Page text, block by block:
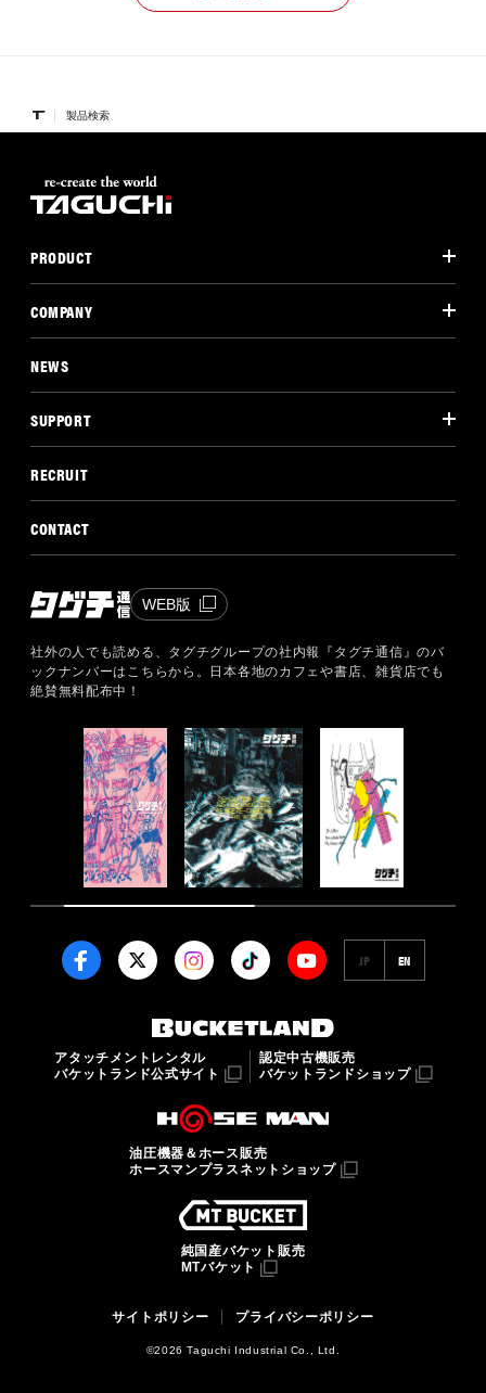
製品検索
PRODUCT
COMPANY
NEWS
SUPPORT
RECRUIT
CONTACT
WEB版
社外の人でも読める、タグチグループの社内報『タグチ通信』のバ
ックナンバーはこちらから。
日本各地のカフェや書店、雑貨店でも
絶賛無料配布中！
JP EN
アタッチメントレンタル
バケットランド公式サイト
認定中古機販売
バケットランドショップ
油圧機器＆ホース販売
ホースマンプラスネットショップ
純国産バケット販売
MTバケット
サイトポリシー プライバシーポリシー
©2026 Taguchi Industrial Co., Ltd.